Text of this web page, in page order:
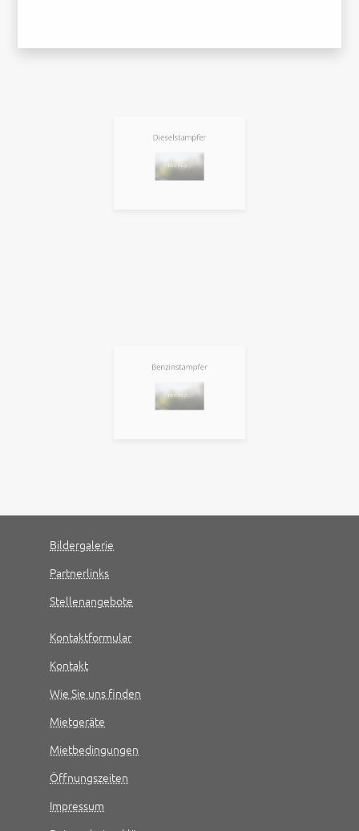
Bildergalerie
Partnerlinks
Stellenangebote
Kontaktformular
Kontakt
Wie Sie uns finden
Mietgeräte
Mietbedingungen
Öffnungszeiten
Impressum